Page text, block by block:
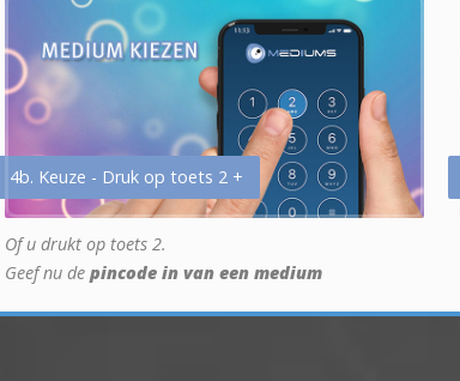
4b. Keuze - Druk op toets 2 +
Of u drukt op toets 2.
Geef nu de pincode in van een medium